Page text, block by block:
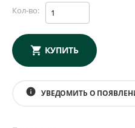
Кол-во:
КУПИТЬ
info УВЕДОМИТЬ О